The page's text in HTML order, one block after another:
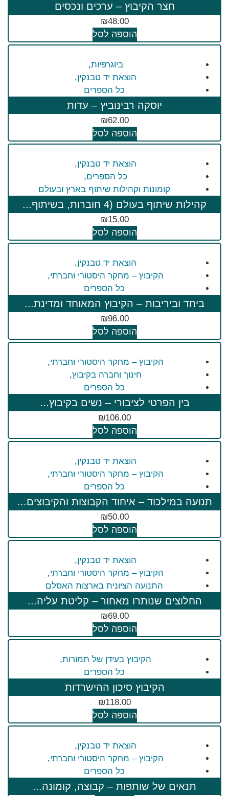
חצר הקיבוץ – ערכים ונכסים
₪48.00
הוספה לסל
ביוגרפיות,
הוצאת יד טבנקין,
כל הספרים
יוסקה רבינוביץ – עדות
₪62.00
הוספה לסל
הוצאת יד טבנקין,
כל הספרים,
קומונות וקהילות שיתוף בארץ ובעולם
קהילות שיתוף בעולם (4 חוברות, בשיתוף...
₪15.00
הוספה לסל
הוצאת יד טבנקין,
הקיבוץ – מחקר היסטורי וחברתי,
כל הספרים
ביחד וביריבות – הקיבוץ המאוחד ומדינת...
₪96.00
הוספה לסל
הקיבוץ – מחקר היסטורי וחברתי,
חינוך וחברה בקיבוץ,
כל הספרים
בין הפרטי לציבורי – נשים בקיבוץ...
₪106.00
הוספה לסל
הוצאת יד טבנקין,
הקיבוץ – מחקר היסטורי וחברתי,
כל הספרים
תנועה במילכוד – איחוד הקבוצות והקיבוצים...
₪50.00
הוספה לסל
הוצאת יד טבנקין,
הקיבוץ – מחקר היסטורי וחברתי,
התנועה הציונית בארצות האסלם
החלוצים שנותרו מאחור – קליטת עליה...
₪69.00
הוספה לסל
הקיבוץ בעידן של תמורות,
כל הספרים
הקיבוץ סיכון ההישרדות
₪118.00
הוספה לסל
הוצאת יד טבנקין,
הקיבוץ – מחקר היסטורי וחברתי,
כל הספרים
תנאים של שותפות – קבוצה, קומונה...